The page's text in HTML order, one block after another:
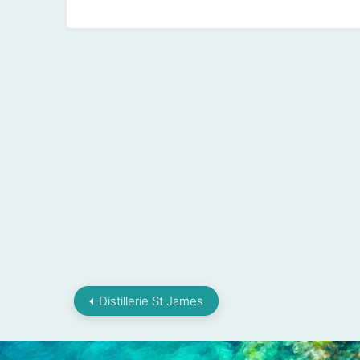
Distillerie St James